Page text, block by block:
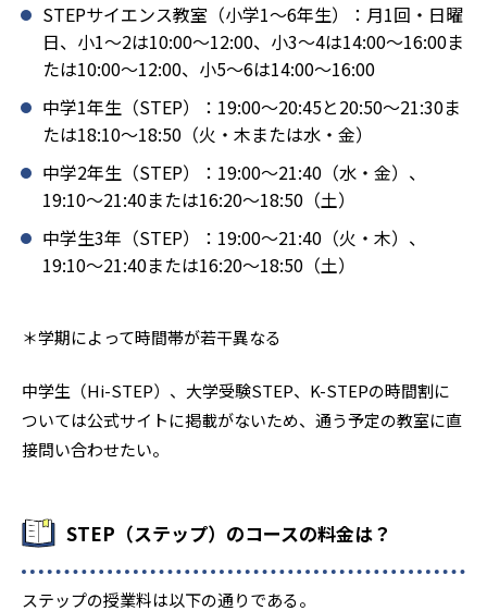
STEPサイエンス教室（小学1〜6年生）：月1回・日曜
日、小1〜2は10:00〜12:00、小3〜4は14:00〜16:00ま
たは10:00〜12:00、小5〜6は14:00〜16:00
中学1年生（STEP）：19:00〜20:45と20:50〜21:30ま
たは18:10〜18:50（火・木または水・金）
中学2年生（STEP）：19:00〜21:40（水・金）、
19:10〜21:40または16:20〜18:50（土）
中学生3年（STEP）：19:00〜21:40（火・木）、
19:10〜21:40または16:20〜18:50（土）
＊学期によって時間帯が若干異なる
中学生（Hi-STEP）、大学受験STEP、K-STEPの時間割に
ついては公式サイトに掲載がないため、通う予定の教室に直
接問い合わせたい。
STEP（ステップ）のコースの料金は？
ステップの授業料は以下の通りである。